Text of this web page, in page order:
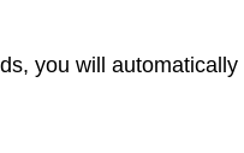
you will